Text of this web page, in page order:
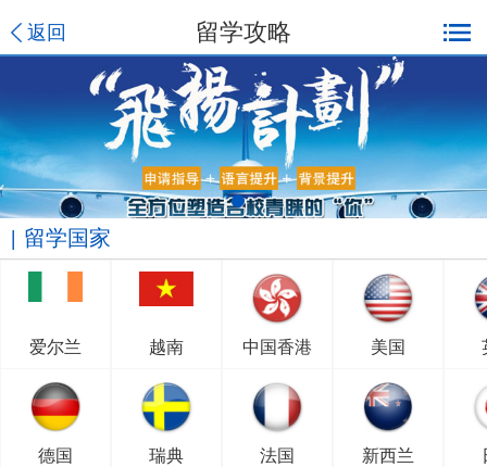
返回 留学攻略
留学国家
爱尔兰 越南 中国香港 美国
德国 瑞典 法国 新西兰